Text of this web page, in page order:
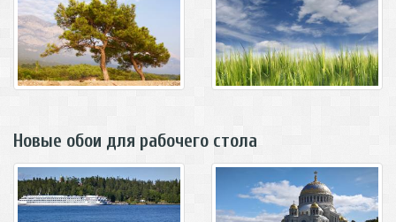
Новые обои для рабочего стола